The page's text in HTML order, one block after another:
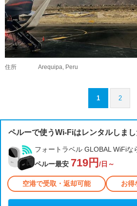
住所 Arequipa, Peru
1 2
ペルーで使うWi-Fiはレンタルしまし
フォートラベル GLOBAL WiFiな
ペルー最安 719円 /日～
空港で受取・返却可能 お得